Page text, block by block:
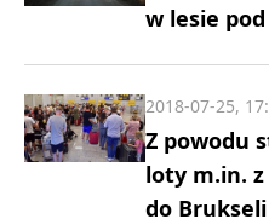
w lesie
Z powodu
loty m.in.
do
2018-07-25,